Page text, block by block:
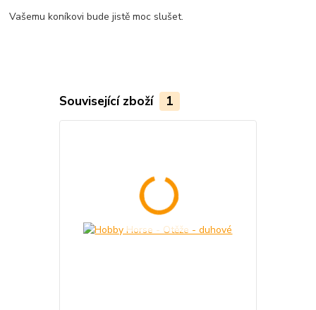
Vašemu koníkovi bude jistě moc slušet.
Související zboží 1